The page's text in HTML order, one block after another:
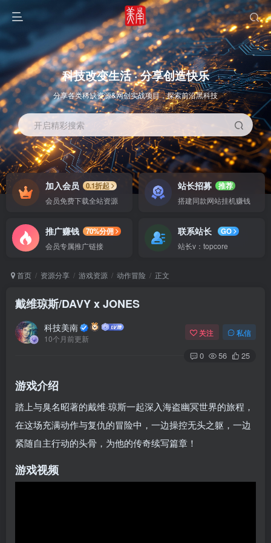
OS教程 SOFT教程
软件 Linux软件 Android软件
科技改变生活 · 分享创造快乐
分享各类稀缺资源&网创实战项目，探索前沿黑科技
开启精彩搜索
加入会员
0.1折起
会员免费下载全站资源
站长招募
推荐
搭建同款网站挂机赚钱
推广赚钱
70%分佣
会员专属推广链接
联系站长
GO
站长v：topcore
首页 资源分享 游戏资源 动作冒险 正文
戴维琼斯/DAVY x JONES
科技美南
10个月前更新
关注 私信
0 56 25
游戏介绍
踏上与臭名昭著的戴维·琼斯一起深入海盗幽冥世界的旅程，
在这场充满动作与复仇的冒险中，一边操控无头之躯，一边
紧随自主行动的头骨，为他的传奇续写篇章！
游戏视频